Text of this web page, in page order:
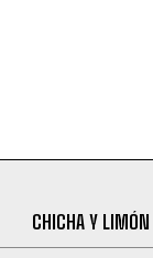
CHICHA Y LIMÓN